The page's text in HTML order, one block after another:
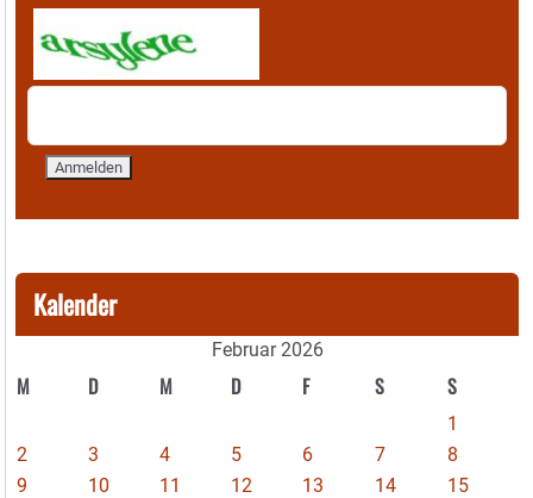
Kalender
Februar 2026
M D M D F S S
1
2
3 4 5 6 7
8
9
10 11 12 13 14
15